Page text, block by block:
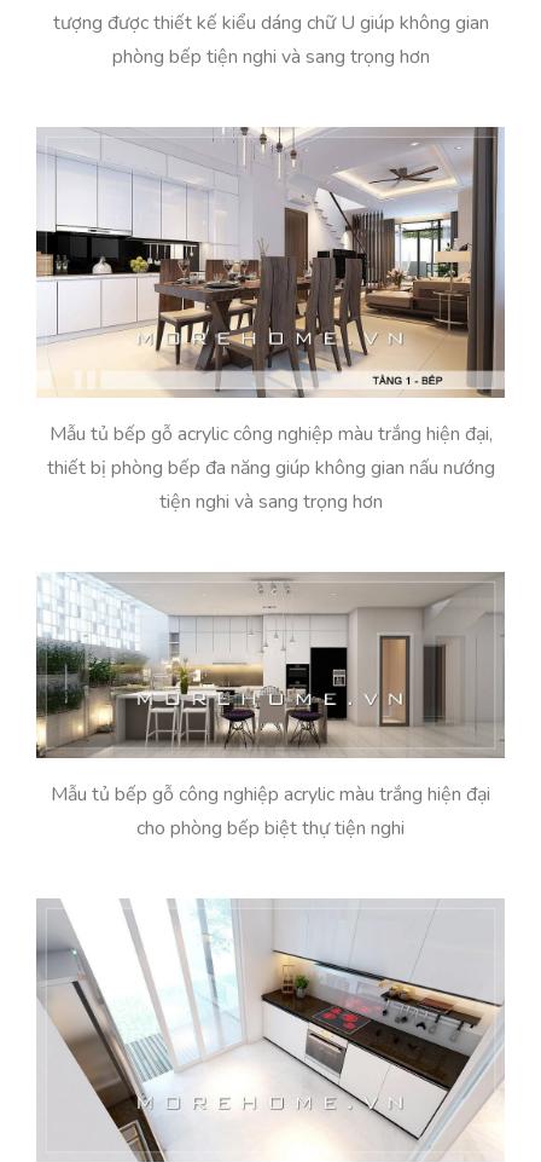
tượng được thiết kế kiểu dáng chữ U giúp không gian
phòng bếp tiện nghi và sang trọng hơn
Mẫu tủ bếp gỗ acrylic công nghiệp màu trắng hiện đại,
thiết bị phòng bếp đa năng giúp không gian nấu nướng
tiện nghi và sang trọng hơn
Mẫu tủ bếp gỗ công nghiệp acrylic màu trắng hiện đại
cho phòng bếp biệt thự tiện nghi